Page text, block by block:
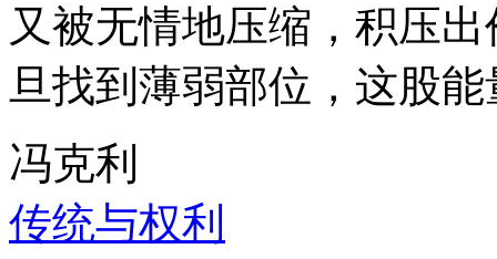
又被无情地压缩，积压
旦找到薄弱部位，这股
冯克利
传统与权利